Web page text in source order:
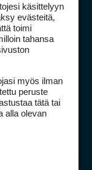
käsittelyyn
evästeitä,
toimi
tahansa
myös ilman
peruste
tätä tai
alla olevan